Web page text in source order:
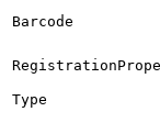
Barcode
Type